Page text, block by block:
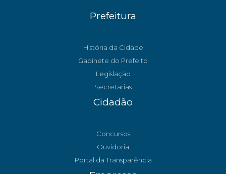
Prefeitura
História da Cidade
Gabinete do Prefeito
Legislação
Secretarias
Cidadão
Concursos
Ouvidoria
Portal da Transparência